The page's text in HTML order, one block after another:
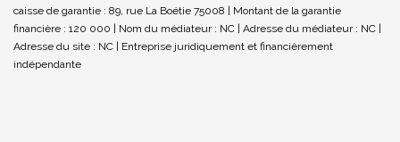
caisse de garantie : 89, rue La Boétie 75008 | Montant de la garantie
financière : 120 000 | Nom du médiateur : NC | Adresse du médiateur : NC |
Adresse du site : NC | Entreprise juridiquement et financièrement
indépendante